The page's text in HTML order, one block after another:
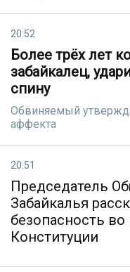
20:52
Более трёх лет
забайкалец,
спину
Обвиняемый
аффекта
20:51
Председатель
Забайкалья
безопасность
Конституции